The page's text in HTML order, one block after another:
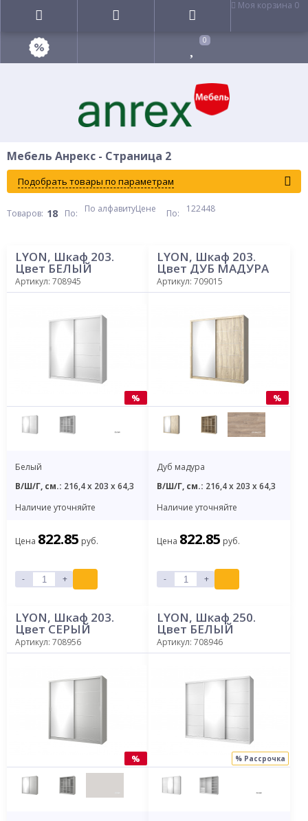
0
Мебель Анрекс - Страница 2
Подобрать товары по параметрам
Товаров: 18 По: По алфавитуЦене По: 122448
LYON, Шкаф 203.
Цвет БЕЛЫЙ
Артикул: 708945
%
Белый
В/Ш/Г, см.: 216,4 x 203 x 64,3
Наличие уточняйте
Цена 822.85 руб.
- +
LYON, Шкаф 203.
Цвет ДУБ МАДУРА
Артикул: 709015
%
Дуб мадура
В/Ш/Г, см.: 216,4 x 203 x 64,3
Наличие уточняйте
Цена 822.85 руб.
- +
LYON, Шкаф 203.
Цвет СЕРЫЙ
Артикул: 708956
%
LYON, Шкаф 250.
Цвет БЕЛЫЙ
Артикул: 708946
% Рассрочка
Моя корзина 0